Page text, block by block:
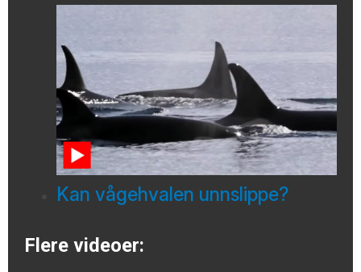
Kan vågehvalen unnslippe?
Flere videoer: